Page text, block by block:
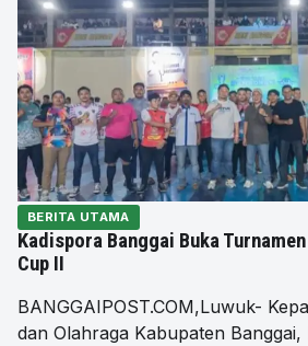
BERITA UTAMA
Kadispora Banggai Buka
Cup II
BANGGAIPOST.COM,Luwuk-
dan Olahraga Kabupaten